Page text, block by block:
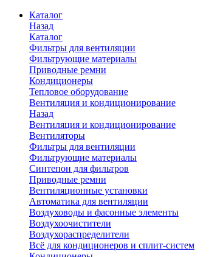
Каталог
Назад
Каталог
Фильтры для вентиляции
Фильтрующие материалы
Приводные ремни
Кондиционеры
Тепловое оборудование
Вентиляция и кондиционирование
Назад
Вентиляция и кондиционирование
Вентиляторы
Фильтры для вентиляции
Фильтрующие материалы
Синтепон для фильтров
Приводные ремни
Вентиляционные установки
Автоматика для вентиляции
Воздуховоды и фасонные элементы
Воздухоочистители
Воздухораспределители
Всё для кондиционеров и сплит-систем